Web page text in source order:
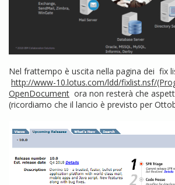
Nel frattempo è uscita nella pagina dei fix
http://www-10.lotus.com/ldd/fixlist.nsf/
OpenDocument ora non resterà che
(ricordiamo che il lancio è previsto per